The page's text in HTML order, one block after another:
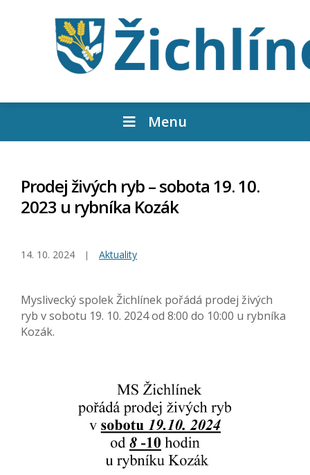
Menu
Prodej živých ryb – sobota 19. 10.
2023 u rybníka Kozák
14. 10. 2024 Aktuality
Myslivecký spolek Žichlínek pořádá prodej živých
ryb v sobotu 19. 10. 2024 od 8:00 do 10:00 u rybníka
Kozák.